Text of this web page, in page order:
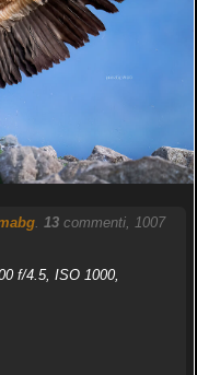
. 13commenti, 1007
f/4.5, ISO 1000,